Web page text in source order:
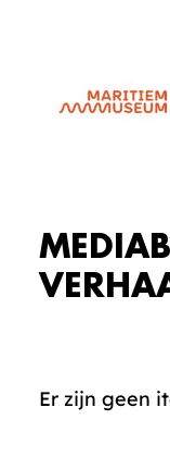
Er zijn geen